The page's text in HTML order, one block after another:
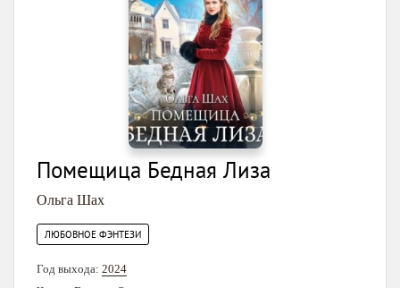
Помещица Бедная Лизa
Ольга Шах
ЛЮБОВНОЕ ФЭНТЕЗИ
Год выхода: 2024